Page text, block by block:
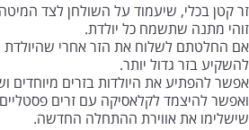
זר קטן בכלי, שיעמוד על השולחן לצד
זוהי מתנה שתשמח כל יולדת.
אם החלטתם לשלוח את הזר אחרי שהיולדת
להשקיע בזר גדול יותר.
אפשר להפתיע את היולדות בזרים מיוחדים
ואפשר להיצמד לקלאסיקה עם זרים
שישלימו את אווירת ההתחלה החדשה.